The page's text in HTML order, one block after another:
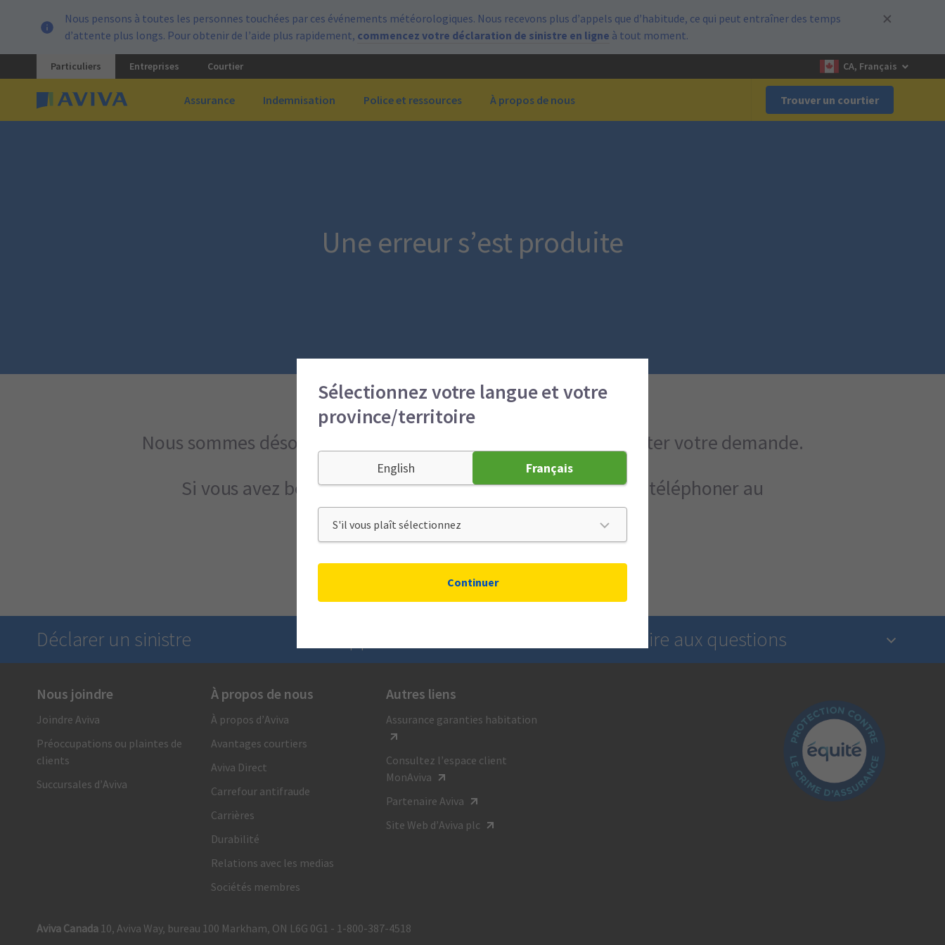
Nous pensons à toutes les personnes touchées par ces événements météorologiques. Nous recevons plus d’appels que d’habitude, ce qui peut entraîner des temps
d’attente plus longs. Pour obtenir de l’aide plus rapidement, commencez votre déclaration de sinistre en ligne à tout moment.
Particuliers Entreprises Courtier CA, Français
Assurance Indemnisation Police et ressources À propos de nous Trouver un courtier
Une erreur s’est produite
Nous sommes désolés. Nous n’avons pas été en mesure de traiter votre demande.
Si vous avez besoin d’assistance immédiate, veuillez nous téléphoner au
1-855-788-9090
Déclarer un sinistre Foire aux questions
Nous sommes là en cas de besoin
1 866 692-8482
Appelez-nous et recevez de l’un de nos conseillers en
indemnisation un soutien et un service rapides, fiables
et personnalisés. Vous pouvez également présenter votre
Pour obtenir des renseignements généraux,
composez le :
1 800 387-4518
1-800-855-0511
Du lundi au vendredi
L’industrie de l’assurance est-elle réglementée?
Nous joindre
Joindre Aviva
Préoccupations ou plaintes de
clients
Succursales d’Aviva
À propos de nous
À propos d’Aviva
Avantages courtiers
Aviva Direct
Carrefour antifraude
Carrières
Durabilité
Relations avec les medias
Sociétés membres
Autres liens
Assurance garanties habitation
Consultez l’espace client
MonAviva
Partenaire Aviva
Site Web d’Aviva plc
Aviva Canada 10, Aviva Way, bureau 100 Markham, ON L6G 0G1 - 1‑800‑387‑4518
Sélectionnez votre langue et votre
province/territoire
English Français
Continuer